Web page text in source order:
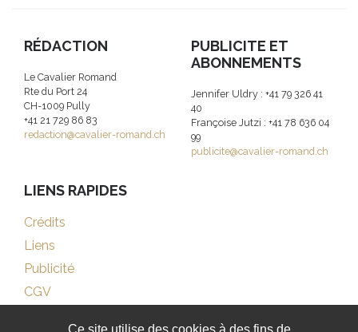
RÉDACTION
Le Cavalier Romand
Rte du Port 24
CH-1009 Pully
+41 21 729 86 83
redaction@cavalier-romand.ch
PUBLICITE ET
ABONNEMENTS
Jennifer Uldry : +41 79 326 41
40
Françoise Jutzi : +41 78 636 04
99
publicite@cavalier-romand.ch
LIENS RAPIDES
Crédits
Liens
Publicité
CGV
Ce site utilise des cookies à des fins de